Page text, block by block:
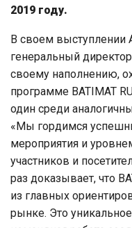
2019 году.
В своем выступлении
генеральный
своему наполнению,
программе BATIMAT
один среди
«Мы гордимся
мероприятия и
участников и
раз доказывает, что
из главных
рынке. Это